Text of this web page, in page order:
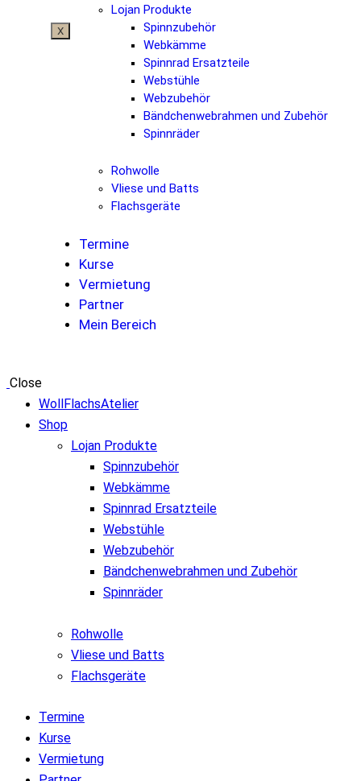
X
Lojan Produkte
Spinnzubehör
Webkämme
Spinnrad Ersatzteile
Webstühle
Webzubehör
Bändchenwebrahmen und Zubehör
Spinnräder
Rohwolle
Vliese und Batts
Flachsgeräte
Termine
Kurse
Vermietung
Partner
Mein Bereich
Close
WollFlachsAtelier
Shop
Lojan Produkte
Spinnzubehör
Webkämme
Spinnrad Ersatzteile
Webstühle
Webzubehör
Bändchenwebrahmen und Zubehör
Spinnräder
Rohwolle
Vliese und Batts
Flachsgeräte
Termine
Kurse
Vermietung